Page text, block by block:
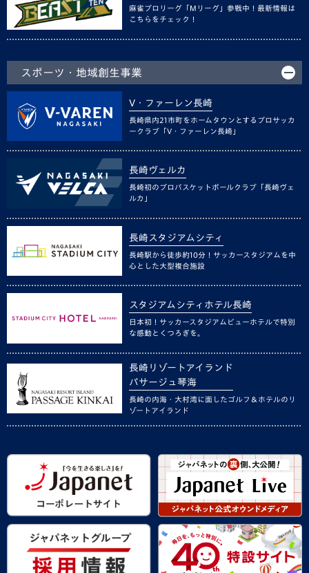
麻雀プロリーグ「Mリーグ」参戦中！最新情報は
こちらをチェック！
スポーツ・地域創生事業
V・ファーレン長崎
長崎県内21市町をホームタウンとするプロサッカ
ークラブ「V・ファーレン長崎」
長崎ヴェルカ
長崎初のプロバスケットボールクラブ「長崎ヴェ
ルカ」
長崎スタジアムシティ
長崎駅から徒歩約10分！サッカースタジアムを中
心とした大型複合施設
スタジアムシティホテル長崎
日本初！サッカースタジアムビューホテルで特別
な感動とくつろぎを。
長崎リゾートアイランド
パサージュ琴海
長崎の内海・大村湾に面したゴルフ＆ホテルのリ
ゾートアイランド